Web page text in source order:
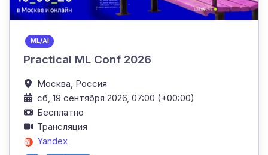
ML/AI
Practical ML Conf 2026
Москва, Россия
сб, 19 сентября 2026, 07:00 (+00:00)
Бесплатно
Трансляция
Yandex